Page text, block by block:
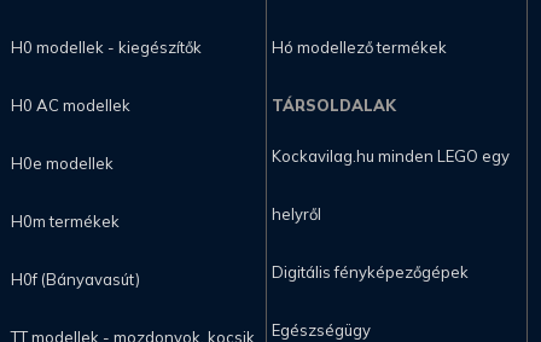
H0 modellek - kiegészítők
H0 AC modellek
H0e modellek
H0m termékek
H0f (Bányavasút)
TT modellek - mozdonyok, kocsik
Hó modellező termékek
TÁRSOLDALAK
Kockavilag.hu minden LEGO egy
helyről
Digitális fényképezőgépek
Egészségügy